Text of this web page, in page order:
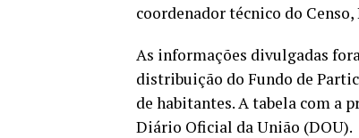
coordenador técnico do
As informações divulgadas
distribuição do Fundo de
de habitantes. A tabela com a
Diário Oficial da União (DOU).